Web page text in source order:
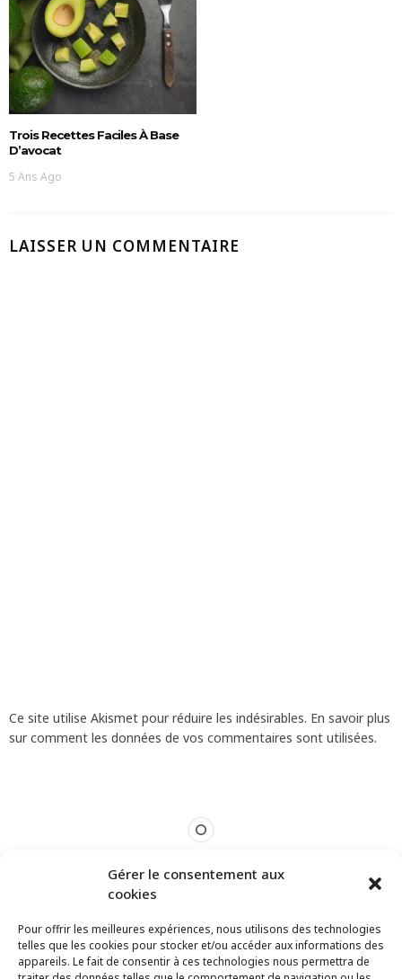
Gérer le consentement aux
cookies
Pour offrir les meilleures expériences, nous utilisons des technologies
telles que les cookies pour stocker et/ou accéder aux informations des
appareils. Le fait de consentir à ces technologies nous permettra de
Trois Recettes Faciles À Base
D’avocat
5 Ans Ago
LAISSER UN COMMENTAIRE
Ce site utilise Akismet pour réduire les indésirables. En savoir plus
sur comment les données de vos commentaires sont utilisées.